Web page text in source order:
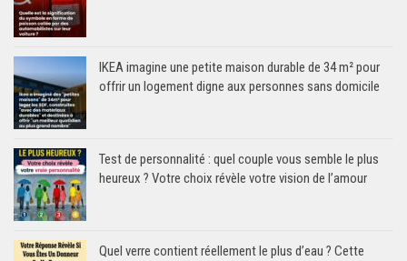
IKEA imagine une petite maison durable de 34 m² pour
offrir un logement digne aux personnes sans domicile
Test de personnalité : quel couple vous semble le plus
heureux ? Votre choix révèle votre vision de l’amour
Quel verre contient réellement le plus d’eau ? Cette